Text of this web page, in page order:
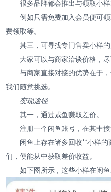
很多品牌都会推出与领取小样
例如只需免费加入会员便可
费领取等。
其三，可寻找专门售卖小样
大家可以与商家洽谈价格，
与商家直接对接的优势在于
我们随意挑选。
变现途径
其一，通过咸鱼赚取差价。
注册一个闲鱼账号，在其中搜
闲鱼上存在诸多回收**小样
们，便能从中获取差价收益。
如下图所示，这些小样在闲鱼